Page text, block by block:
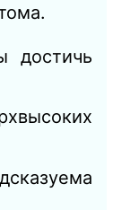
достичь